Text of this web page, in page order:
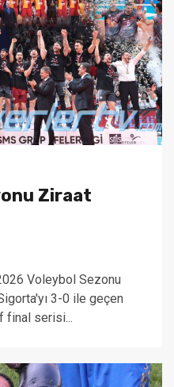
Ziraat
Voleybol Sezonu
3-0 ile geçen
final serisi...